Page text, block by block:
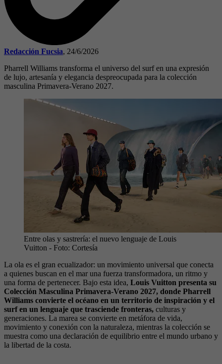
Redacción Fucsia, 24/6/2026
Pharrell Williams transforma el universo del surf en una expresión
de lujo, artesanía y elegancia despreocupada para la colección
masculina Primavera-Verano 2027.
Entre olas y sastrería: el nuevo lenguaje de Louis
Vuitton - Foto: Cortesía
La ola es el gran ecualizador: un movimiento universal que conecta
a quienes buscan en el mar una fuerza transformadora, un ritmo y
una forma de pertenecer. Bajo esta idea, Louis Vuitton presenta su
Colección Masculina Primavera-Verano 2027, donde Pharrell
Williams convierte el océano en un territorio de inspiración y el
surf en un lenguaje que trasciende fronteras, culturas y
generaciones. La marea se convierte en metáfora de vida,
movimiento y conexión con la naturaleza, mientras la colección se
muestra como una declaración de equilibrio entre el mundo urbano y
la libertad de la costa.